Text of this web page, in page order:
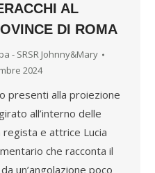
AL
DI ROMA
- SRSR Johnny&Mary
2024
presenti alla proiezione
all’interno delle
regista e attrice Lucia
che racconta il
un’angolazione poco